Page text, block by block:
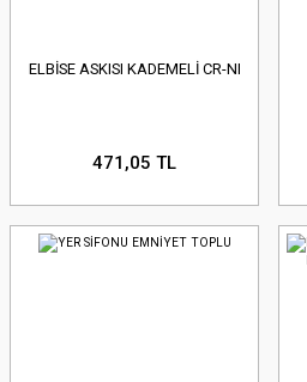
ELBİSE ASKISI KADEMELİ CR-NI
471,05 TL